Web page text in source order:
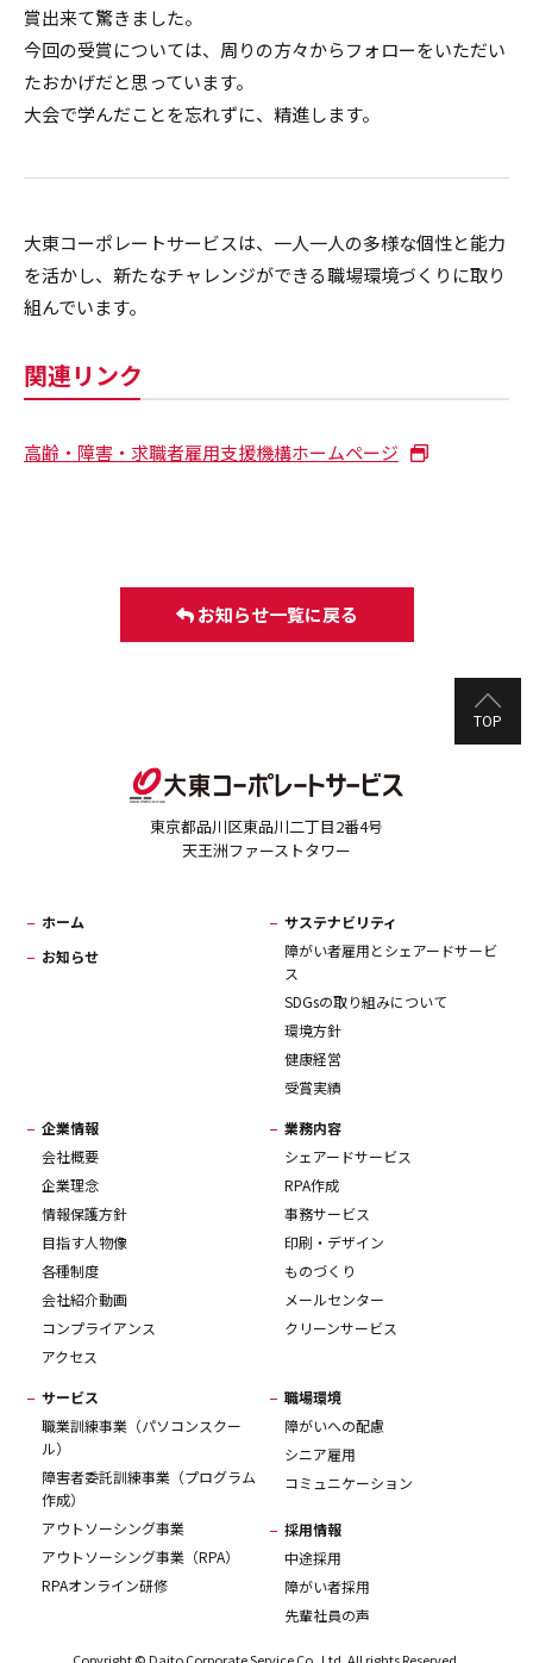
賞出来て驚きました。
今回の受賞については、周りの方々からフォローをいただい
たおかげだと思っています。
大会で学んだことを忘れずに、精進します。
大東コーポレートサービスは、一人一人の多様な個性と能力
を活かし、新たなチャレンジができる職場環境づくりに取り
組んでいます。
関連リンク
高齢・障害・求職者雇用支援機構ホームページ
お知らせ一覧に戻る
TOP
東京都品川区東品川二丁目2番4号
天王洲ファーストタワー
ホーム
お知らせ
サステナビリティ
障がい者雇用とシェアードサービ
ス
SDGsの取り組みについて
環境方針
健康経営
受賞実績
企業情報
会社概要
企業理念
情報保護方針
目指す人物像
各種制度
会社紹介動画
コンプライアンス
アクセス
業務内容
シェアードサービス
RPA作成
事務サービス
印刷・デザイン
ものづくり
メールセンター
クリーンサービス
サービス
職業訓練事業（パソコンスクー
ル）
障害者委託訓練事業（プログラム
作成）
アウトソーシング事業
アウトソーシング事業（RPA）
RPAオンライン研修
職場環境
障がいへの配慮
シニア雇用
コミュニケーション
採用情報
中途採用
障がい者採用
先輩社員の声